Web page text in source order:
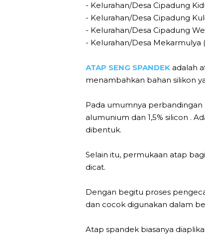
- Kelurahan/Desa Cipadung
- Kelurahan/Desa Cipadung
- Kelurahan/Desa Cipadung
- Kelurahan/Desa Mekarmulya
ATAP SENG SPANDEK adalah
menambahkan bahan silikon
Pada umumnya perbandingan
alumunium dan 1,5% silicon .
dibentuk.
Selain itu, permukaan atap
dicat.
Dengan begitu proses
dan cocok digunakan dalam
Atap spandek biasanya